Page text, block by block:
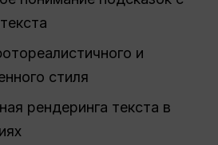
и
стиля
рендеринга текста в